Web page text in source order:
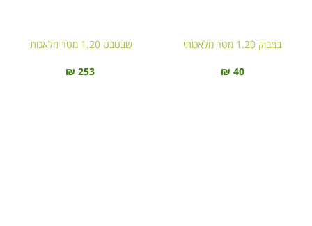
במבוק 1.20 מטר מלאכותי
₪ 40
שבטבט 1.20 מטר מלאכותי
₪ 253